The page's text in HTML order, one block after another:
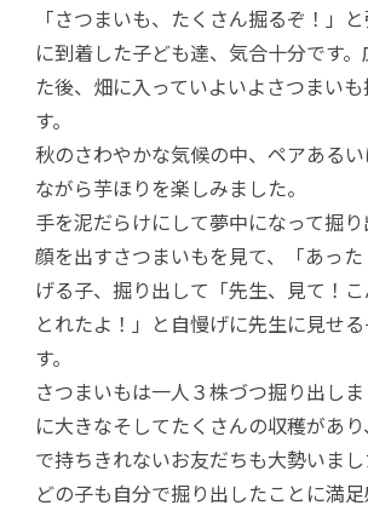
「さつまいも、たくさん掘るぞ！」
に到着した子ども達、気合十分です
た後、畑に入っていよいよさつまい
す。
秋のさわやかな気候の中、ペアある
ながら芋ほりを楽しみました。
手を泥だらけにして夢中になって掘
顔を出すさつまいもを見て、「あっ
げる子、掘り出して「先生、見て！
とれたよ！」と自慢げに先生に見せ
す。
さつまいもは一人３株づつ掘り出し
に大きなそしてたくさんの収穫があ
で持ちきれないお友だちも大勢いまし
どの子も自分で掘り出したことに満